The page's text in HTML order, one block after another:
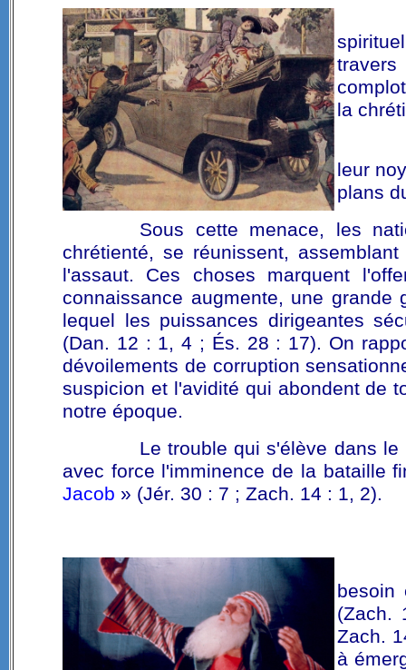
la
leur
plans
Sous cette menace, les
chrétienté, se réunissent,
l'assaut. Ces choses marquent
connaissance augmente, une
lequel les puissances dirigeantes
(Dan. 12 : 1, 4 ; És. 28 : 17). On
dévoilements de corruption
suspicion et l'avidité qui abondent de
notre époque.
Le trouble qui s'élève dans
avec force l'imminence de la bataille
Jacob » (Jér. 30 : 7 ; Zach. 14 : 1, 2).
besoin
(Zach.
Zach.
à